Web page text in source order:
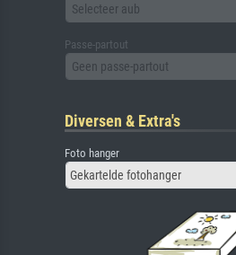
Selecteer aub
Passe-partout
Geen passe-partout
Diversen & Extra's
Foto hanger
Gekartelde fotohanger